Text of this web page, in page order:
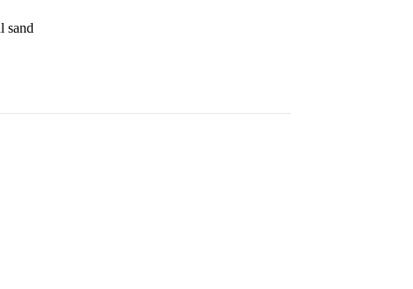
sand